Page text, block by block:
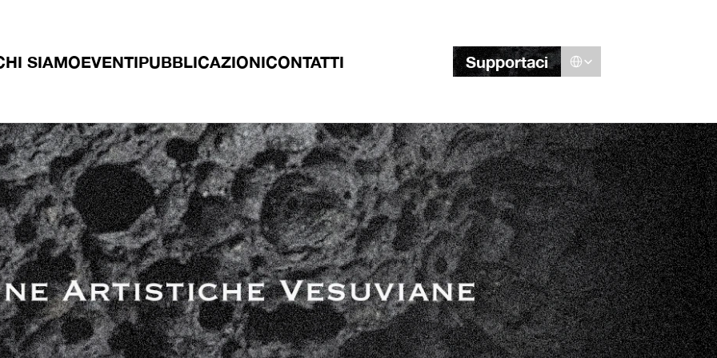
SIAMOEVENTIPUBBLICAZIONICONTATTI Supportaci
Select Language